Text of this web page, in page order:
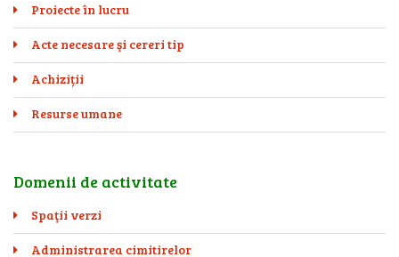
Proiecte în lucru
Acte necesare şi cereri tip
Achiziții
Resurse umane
Domenii de activitate
Spaţii verzi
Administrarea cimitirelor